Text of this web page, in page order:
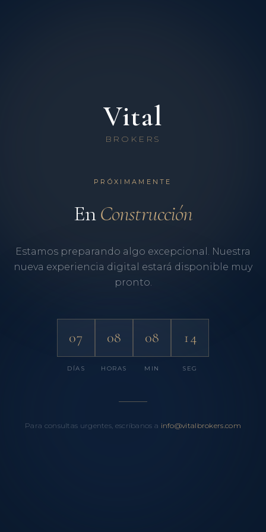
Vital
BROKERS
PRÓXIMAMENTE
EnConstrucción
Estamos preparando algo excepcional. Nuestra
nueva experiencia digital estará disponible muy
pronto.
07
DÍAS
08
HORAS
08
MIN
14
SEG
Para consultas urgentes, escríbanos a info@vitalbrokers.com